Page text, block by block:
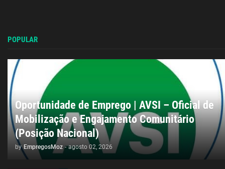
POPULAR
Oportunidade de Emprego | AVSI – Oficial de
Mobilização e Engajamento Comunitário
(Posição Nacional)
by EmpregosMoz - agosto 02, 2026